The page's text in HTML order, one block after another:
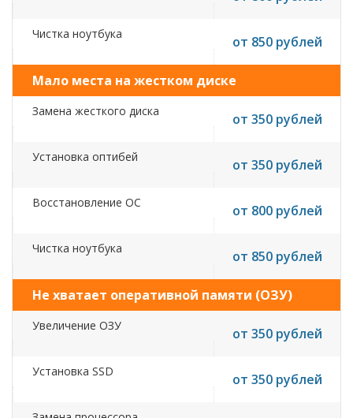
Чистка ноутбука от 850 рублей
Мало места на жестком диске
Замена жесткого диска от 350 рублей
Установка оптибей от 350 рублей
Восстановление ОС от 800 рублей
Чистка ноутбука от 850 рублей
Не хватает оперативной памяти (ОЗУ)
Увеличение ОЗУ от 350 рублей
Установка SSD от 350 рублей